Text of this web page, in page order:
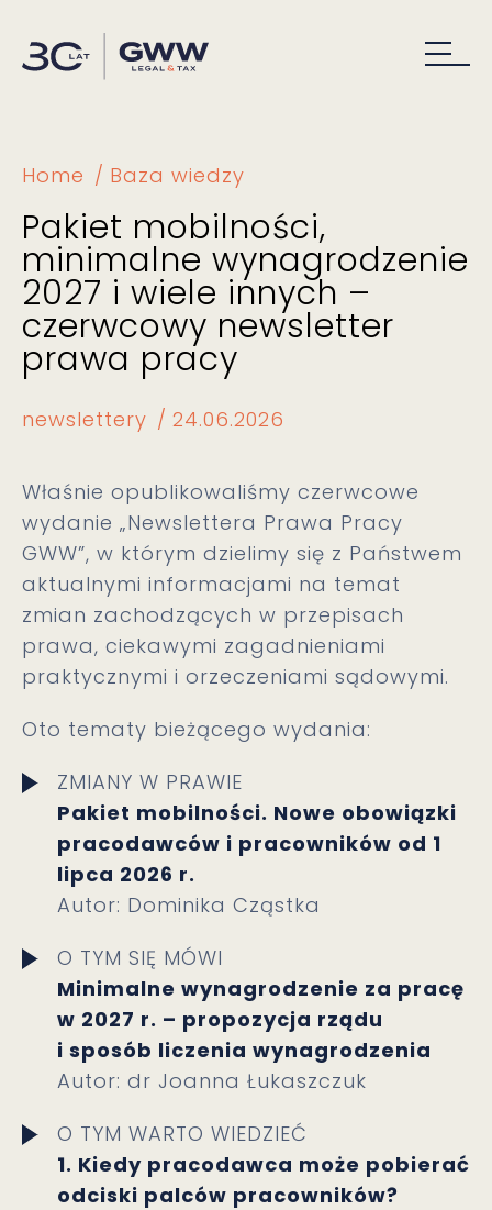
Home Baza wiedzy
Pakiet mobilności,
minimalne wynagrodzenie
2027 i wiele innych –
czerwcowy newsletter
prawa pracy
newslettery 24.06.2026
Właśnie opublikowaliśmy czerwcowe
wydanie „Newslettera Prawa Pracy
GWW”, w którym dzielimy się z Państwem
aktualnymi informacjami na temat
zmian zachodzących w przepisach
prawa, ciekawymi zagadnieniami
praktycznymi i orzeczeniami sądowymi.
Oto tematy bieżącego wydania:
ZMIANY W PRAWIE
Pakiet mobilności. Nowe obowiązki
pracodawców i pracowników od 1
lipca 2026 r.
Autor: Dominika Cząstka
O TYM SIĘ MÓWI
Minimalne wynagrodzenie za pracę
w 2027 r. – propozycja rządu
i sposób liczenia wynagrodzenia
Autor: dr Joanna Łukaszczuk
O TYM WARTO WIEDZIEĆ
1. Kiedy pracodawca może pobierać
odciski palców pracowników?